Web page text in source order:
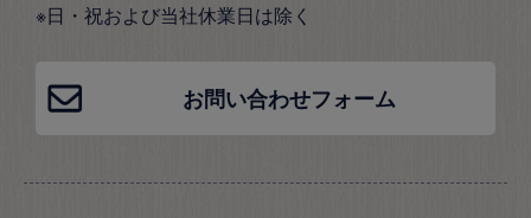
※日・祝および当社休業日は除く
お問い合わせフォーム